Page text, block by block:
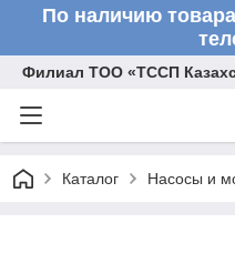
По наличию
Филиал ТОО «ТССП
Каталог Насосы и